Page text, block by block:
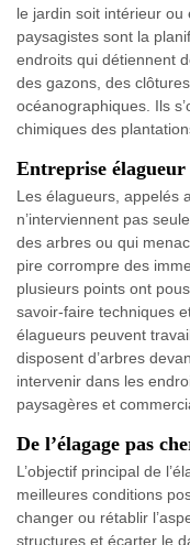
le jardin soit intérieur
paysagistes sont la
endroits qui détiennent
des gazons, des
océanographiques. Ils
chimiques des
Entreprise
Les élagueurs, appelés
n’interviennent pas
des arbres ou qui
pire corrompre des
plusieurs points ont
savoir-faire techniques
élagueurs peuvent
disposent d’arbres
intervenir dans les
paysagères et
De l’élagage pas
L’objectif principal de
meilleures conditions
changer ou rétablir
structures et écarter le